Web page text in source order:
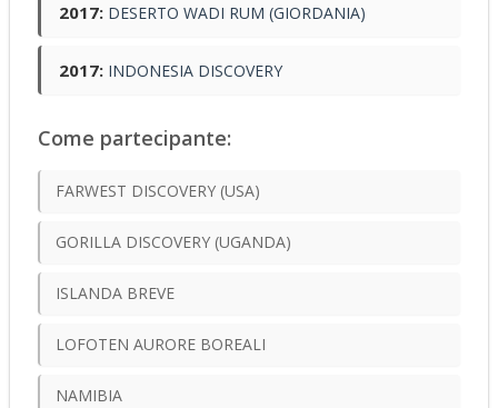
2017: DESERTO WADI RUM (GIORDANIA)
2017: INDONESIA DISCOVERY
Come partecipante:
FARWEST DISCOVERY (USA)
GORILLA DISCOVERY (UGANDA)
ISLANDA BREVE
LOFOTEN AURORE BOREALI
NAMIBIA